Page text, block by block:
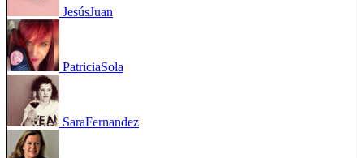
JesúsJuan
PatriciaSola
SaraFernandez